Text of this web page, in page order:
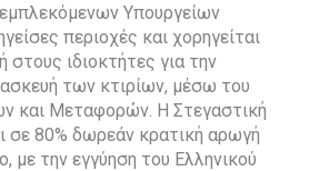
Υπουργείων
περιοχές και χορηγείται
στους ιδιοκτήτες για την
των κτιρίων, μέσω του
και Μεταφορών. Η Στεγαστική
σε 80% δωρεάν κρατική αρωγή
με την εγγύηση του Ελληνικού